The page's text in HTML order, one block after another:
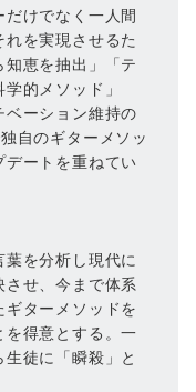
けでなく一人間
を実現させるた
恵を抽出」「テ
的メソッド」
ベーション維持の
自のギターメソッ
デートを重ねてい
を分析し現代に
せ、今まで体系
ターメソッドを
得意とする。一
徒に「瞬殺」と